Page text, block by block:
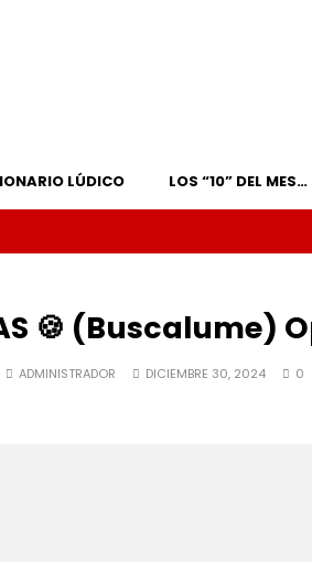
LÚDICO LOS “10” DEL MES…
🍪 (Buscalume)
ADMINISTRADOR DICIEMBRE 30, 2024 0